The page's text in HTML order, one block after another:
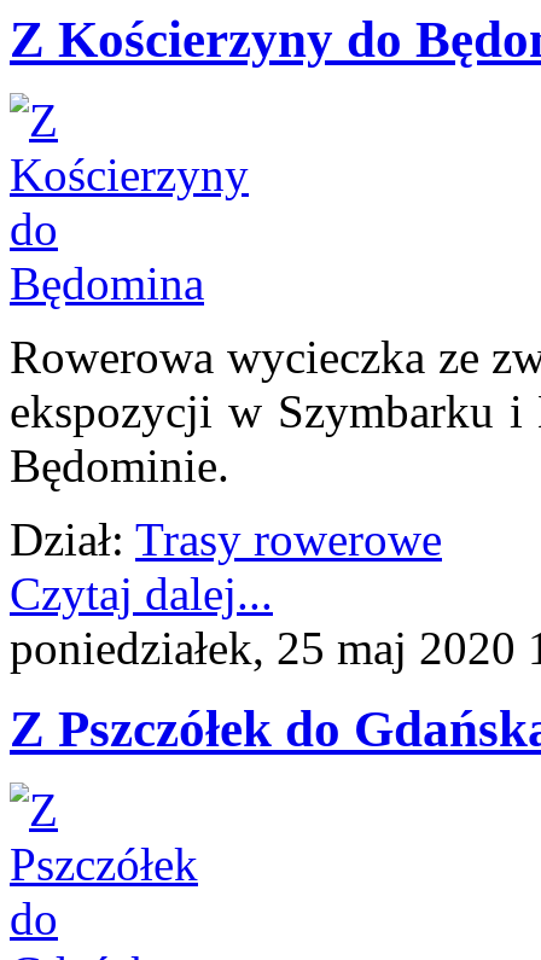
Z Kościerzyny do
Rowerowa wycieczka ze
ekspozycji w Szymbarku
Będominie.
Dział: Trasy rowerowe
Czytaj dalej...
poniedziałek, 25 maj 2020
Z Pszczółek do